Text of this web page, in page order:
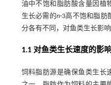
油中不饱和脂肪酸含量因植
生长必需的n-3高不饱和脂肪
分各有不同，对鱼类生长影响
1.1 对鱼类生长速度的影响
饲料脂肪源是确保鱼类生长